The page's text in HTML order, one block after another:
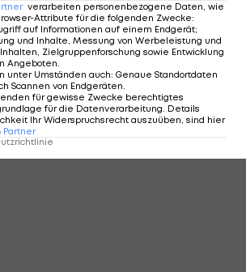
verarbeiten personenbezogene Daten, wie
Attribute für die folgenden Zwecke:
auf Informationen auf einem Endgerät;
und Inhalte, Messung von Werbeleistung und
Zielgruppenforschung sowie Entwicklung
Angeboten.
unter Umständen auch: Genaue Standortdaten
Scannen von Endgeräten.
für gewisse Zwecke berechtigtes
für die Datenverarbeitung. Details
Ihr Widerspruchsrecht auszuüben, sind hier
Partner